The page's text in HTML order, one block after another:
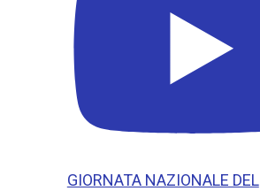
GIORNATA NAZIONALE DEL